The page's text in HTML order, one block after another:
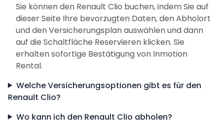
Sie können den Renault Clio buchen, indem Sie auf
dieser Seite Ihre bevorzugten Daten, den Abholort
und den Versicherungsplan auswählen und dann
auf die Schaltfläche Reservieren klicken. Sie
erhalten sofortige Bestätigung von Inmotion
Rental.
Welche Versicherungsoptionen gibt es für den
Renault Clio?
Wo kann ich den Renault Clio abholen?